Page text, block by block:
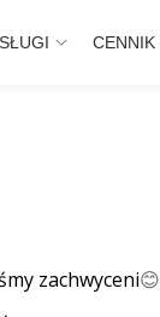
CENNIK
zachwyceni😊